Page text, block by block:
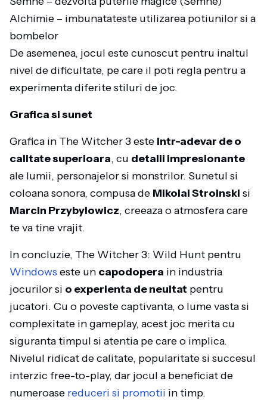
Alchimie – imbunatateste utilizarea potiunilor si a
bombelor
De asemenea, jocul este cunoscut pentru inaltul
nivel de dificultate, pe care il poti regla pentru a
experimenta diferite stiluri de joc.
Grafica si sunet
Grafica in The Witcher 3 este intr-adevar de o
calitate superioara, cu detalii impresionante
ale lumii, personajelor si monstrilor. Sunetul si
coloana sonora, compusa de Mikolai Stroinski si
Marcin Przybylowicz, creeaza o atmosfera care
te va tine vrajit.
In concluzie, The Witcher 3: Wild Hunt pentru
Windows este un capodopera in industria
jocurilor si o experienta de neuitat pentru
jucatori. Cu o poveste captivanta, o lume vasta si
complexitate in gameplay, acest joc merita cu
siguranta timpul si atentia pe care o implica.
Nivelul ridicat de calitate, popularitate si succesul
interzic free-to-play, dar jocul a beneficiat de
numeroase reduceri si promotii in timp.